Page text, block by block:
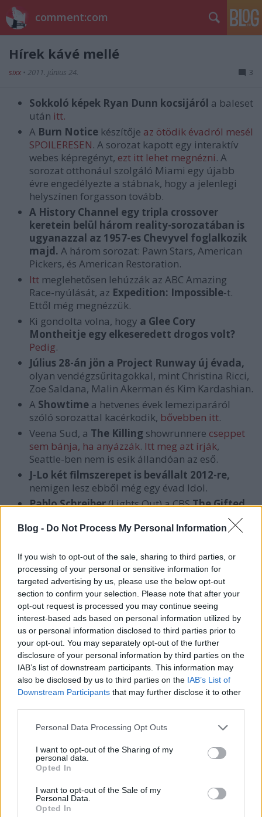
Blog - Do Not Process My Personal Information
If you wish to opt-out of the sale, sharing to third parties, or
processing of your personal or sensitive information for
targeted advertising by us, please use the below opt-out
section to confirm your selection. Please note that after your
opt-out request is processed you may continue seeing
interest-based ads based on personal information utilized by
us or personal information disclosed to third parties prior to
your opt-out. You may separately opt-out of the further
disclosure of your personal information by third parties on the
IAB’s list of downstream participants. This information may
also be disclosed by us to third parties on the IAB’s List of
Downstream Participants that may further disclose it to other
Please note that this website/app uses one or more Google
not limited to your visit or usage behaviour. You may click to
grant or deny consent to Google and its third-party tags to
use your data for below specified purposes in below Google
consent section.
Personal Data Processing Opt Outs
I want to opt-out of the Sharing of my
personal data.
Opted In
I want to opt-out of the Sale of my
Personal Data.
Opted In
comment:com
Hírek kávé mellé
sixx • 2011. június 24. 3
Sokkoló képek Ryan Dunn kocsijáról a baleset
után itt.
A Burn Notice készítője az ötödik évadról mesél
SPOILERESEN. A sorozat kapott egy interaktív
webes képregényt, ezt itt lehet megnézni. A
sorozat otthonául szolgáló Miami egy újabb
évre engedélyezte a stábnak, hogy a jelenlegi
helyszínen forgasson tovább.
A History Channel egy tripla crossover
keretein belül három reality-sorozatában is
ugyanazzal az 1957-es Chevyvel foglalkozik
majd. A három sorozat: Pawn Stars, American
Pickers, és American Restoration.
Itt meglehetősen lehúzzák az ABC Amazing
Race-nyúlását, az Expedition: Impossible-t.
Ettől még megnézzük.
Ki gondolta volna, hogy a Glee Cory
Montheitje egy elkeseredett drogos volt?
Pedig.
Július 28-án jön a Project Runway új évada,
olyan vendégzsűritagokkal, mint Christina Ricci,
Zoe Saldana, Malin Akerman és Kim Kardashian.
A Showtime a hetvenes évek lemeziparáról
szóló sorozattal kacérkodik, bővebben itt.
Veena Sud, a The Killing showrunnere cseppet
sem bánja, ha anyázzák. Itt meg azt írják,
Seattle-ben nem is esik állandóan az eső.
J-Lo két filmszerepet is bevállalt 2012-re,
nemigen lesz ebből még egy évad Idol.
Pablo Schreiber(Lights Out) a CBSThe Gifted
című sorozatában lesz állandó szereplő.
Stephen Rootaz F/XOutlaw Countrycímű
Evan Rachel Wood(True Blood)hajat vágatott.
A 2000-es évektíz legjobb tévés főcímdala
Így készültek aDamagesdíszletei.
A 15 legjobbReal Housewives-animgif
Stephen Williams,a Lost egyik executive
producererendezi majd a Transporter-
sorozat epizódjait.
Natalie Zea aláírt a Justified harmadik
évadára, és kap egy többepizódos szerepet s
Kaliforgiában is.
Király aBreaking Badnegyedik évados logója
Címkék:tv sorozat
baleset
amc history channel szereposztás
breaking
burn notice damages justified the killing